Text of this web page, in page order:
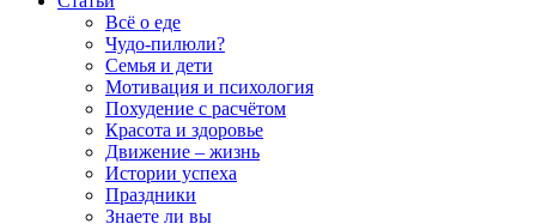
Всё о еде
Чудо-пилюли?
Семья и дети
Мотивация и психология
Похудение с расчётом
Красота и здоровье
Движение – жизнь
Истории успеха
Праздники
Знаете ли вы